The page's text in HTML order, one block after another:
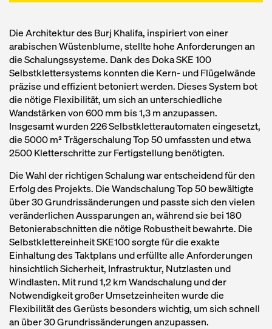
Die Architektur des Burj Khalifa, inspiriert von einer
arabischen Wüstenblume, stellte hohe Anforderungen an
die Schalungssysteme. Dank des Doka SKE 100
Selbstklettersystems konnten die Kern- und Flügelwände
präzise und effizient betoniert werden. Dieses System bot
die nötige Flexibilität, um sich an unterschiedliche
Wandstärken von 600 mm bis 1,3 m anzupassen.
Insgesamt wurden 226 Selbstkletterautomaten eingesetzt,
die 5000 m² Trägerschalung Top 50 umfassten und etwa
2500 Kletterschritte zur Fertigstellung benötigten.
Die Wahl der richtigen Schalung war entscheidend für den
Erfolg des Projekts. Die Wandschalung Top 50 bewältigte
über 30 Grundrissänderungen und passte sich den vielen
veränderlichen Aussparungen an, während sie bei 180
Betonierabschnitten die nötige Robustheit bewahrte. Die
Selbstklettereinheit SKE100 sorgte für die exakte
Einhaltung des Taktplans und erfüllte alle Anforderungen
hinsichtlich Sicherheit, Infrastruktur, Nutzlasten und
Windlasten. Mit rund 1,2 km Wandschalung und der
Notwendigkeit großer Umsetzeinheiten wurde die
Flexibilität des Gerüsts besonders wichtig, um sich schnell
an über 30 Grundrissänderungen anzupassen.